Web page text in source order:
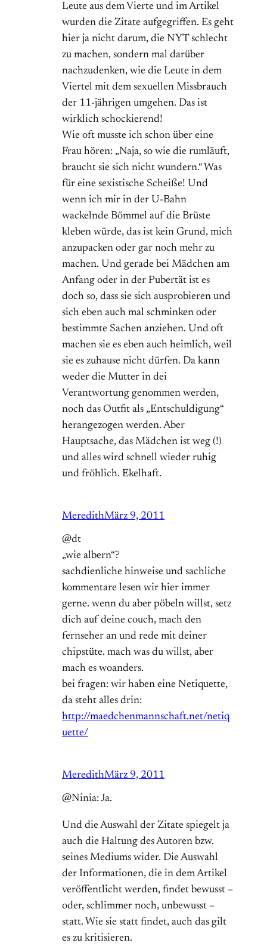
Leute aus dem Vierte und im Artikel
wurden die Zitate aufgegriffen. Es geht
hier ja nicht darum, die NYT schlecht
zu machen, sondern mal darüber
nachzudenken, wie die Leute in dem
Viertel mit dem sexuellen Missbrauch
der 11-jährigen umgehen. Das ist
wirklich schockierend!
Wie oft musste ich schon über eine
Frau hören: „Naja, so wie die rumläuft,
braucht sie sich nicht wundern.“ Was
für eine sexistische Scheiße! Und
wenn ich mir in der U-Bahn
wackelnde Bömmel auf die Brüste
kleben würde, das ist kein Grund, mich
anzupacken oder gar noch mehr zu
machen. Und gerade bei Mädchen am
Anfang oder in der Pubertät ist es
doch so, dass sie sich ausprobieren und
sich eben auch mal schminken oder
bestimmte Sachen anziehen. Und oft
machen sie es eben auch heimlich, weil
sie es zuhause nicht dürfen. Da kann
weder die Mutter in dei
Verantwortung genommen werden,
noch das Outfit als „Entschuldigung“
herangezogen werden. Aber
Hauptsache, das Mädchen ist weg (!)
und alles wird schnell wieder ruhig
und fröhlich. Ekelhaft.
MeredithMärz 9, 2011
@dt
„wie albern“?
sachdienliche hinweise und sachliche
kommentare lesen wir hier immer
gerne. wenn du aber pöbeln willst, setz
dich auf deine couch, mach den
fernseher an und rede mit deiner
chipstüte. mach was du willst, aber
mach es woanders.
bei fragen: wir haben eine Netiquette,
da steht alles drin:
http://maedchenmannschaft.net/netiq
uette/
MeredithMärz 9, 2011
@Ninia: Ja.
Und die Auswahl der Zitate spiegelt ja
auch die Haltung des Autoren bzw.
seines Mediums wider. Die Auswahl
der Informationen, die in dem Artikel
veröffentlicht werden, findet bewusst –
oder, schlimmer noch, unbewusst –
statt. Wie sie statt findet, auch das gilt
es zu kritisieren.